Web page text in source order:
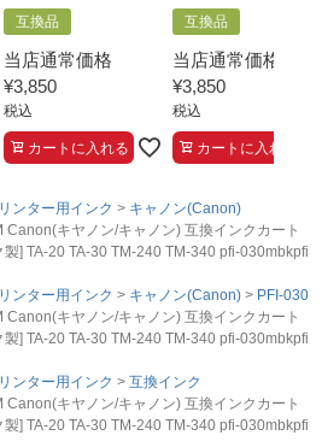
互換品
当店通常価格
¥3,850
税込
カートに入れる
互換品
当店通常価格
¥3,850
税込
カートに入れる
ンター用インク
キャノン(Canon)
Canon(キヤノン/キャノン) 互換インクカート
] TA-20 TA-30 TM-240 TM-340 pfi-030mbkpfi
ンター用インク キャノン(Canon)
PFI-030
Canon(キヤノン/キャノン) 互換インクカート
] TA-20 TA-30 TM-240 TM-340 pfi-030mbkpfi
ンター用インク
互換インク
Canon(キヤノン/キャノン) 互換インクカート
] TA-20 TA-30 TM-240 TM-340 pfi-030mbkpfi